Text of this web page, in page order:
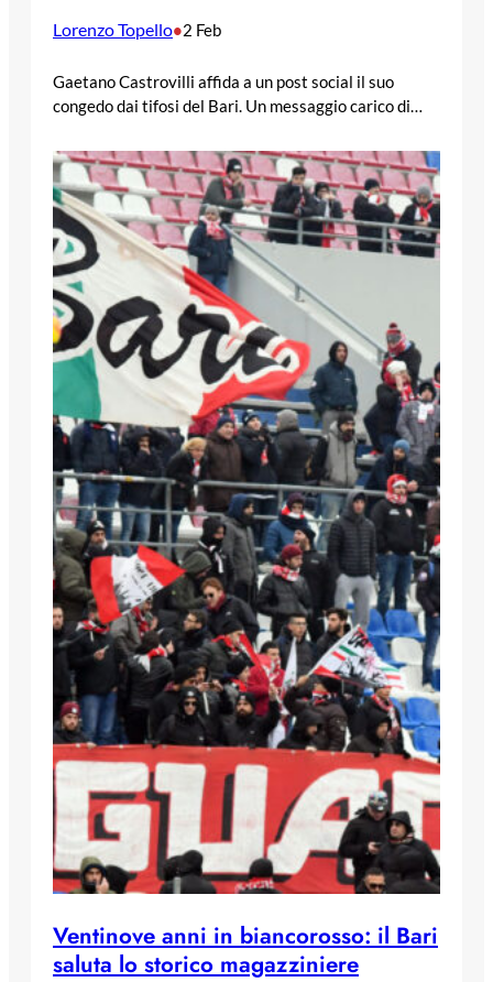
Lorenzo Topello•2 Feb
Gaetano Castrovilli affida a un post social il suo
congedo dai tifosi del Bari. Un messaggio carico di…
Ventinove anni in biancorosso: il Bari
saluta lo storico magazziniere